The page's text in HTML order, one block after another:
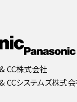
CC株式会社
CCシステムズ株式